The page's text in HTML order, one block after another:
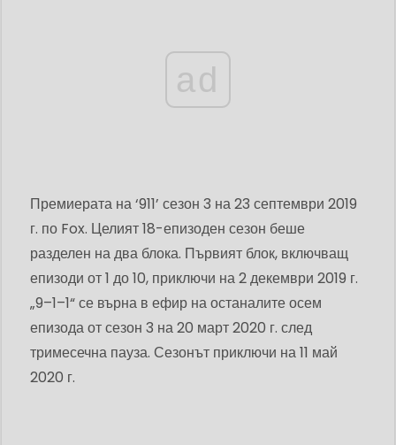
ad
Премиерата на ‘911’ сезон 3 на 23 септември 2019
г. по Fox. Целият 18-епизоден сезон беше
разделен на два блока. Първият блок, включващ
епизоди от 1 до 10, приключи на 2 декември 2019 г.
„9–1–1“ се върна в ефир на останалите осем
епизода от сезон 3 на 20 март 2020 г. след
тримесечна пауза. Сезонът приключи на 11 май
2020 г.